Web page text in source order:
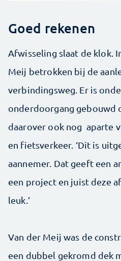
Goed rekenen
Afwisseling slaat de klok.
Meij betrokken bij de
verbindingsweg. Er is
onderdoorgang gebouwd
daarover ook nog aparte
en fietsverkeer. ‘Dit is
aannemer. Dat geeft een
een project en juist deze
leuk.’
Van der Meij was de
een dubbel gekromd dek